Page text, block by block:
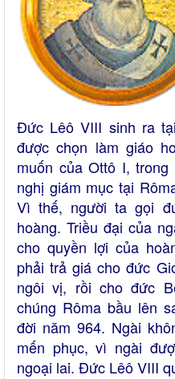
Đức Lêô VIII sinh ra
được chọn làm giáo
muốn của Ottô I,
nghị giám mục tại
Vì thế, người ta gọi
hoàng. Triều đại của
cho quyền lợi của
phải trả giá cho đức
ngôi vị, rồi cho đức
chúng Rôma bầu lên
đời năm 964. Ngài
mến phục, vì ngài
ngoại lai. Đức Lêô VIII